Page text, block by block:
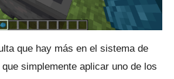
que hay más en el sistema de
simplemente aplicar uno de los